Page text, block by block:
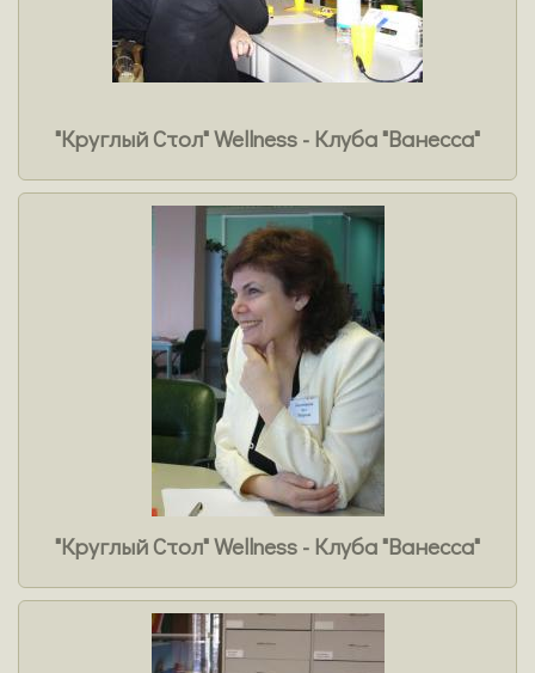
"Круглый Стол" Wellness - Клуба "Ванесса"
"Круглый Стол" Wellness - Клуба "Ванесса"